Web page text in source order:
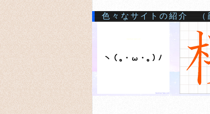
色々なサイトの紹介 （